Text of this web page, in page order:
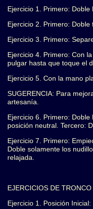
Ejercicio 1. Primero:
Ejercicio 2. Primero:
Ejercicio 3. Primero:
Ejercicio 4. Primero: Con
pulgar hasta que toque el
Ejercicio 5. Con la mano
SUGERENCIA: Para
artesanía.
Ejercicio 6. Primero:
posición neutral. Tercero:
Ejercicio 7. Primero:
Doble solamente los
relajada.
EJERCICIOS DE
Ejercicio 1. Posición